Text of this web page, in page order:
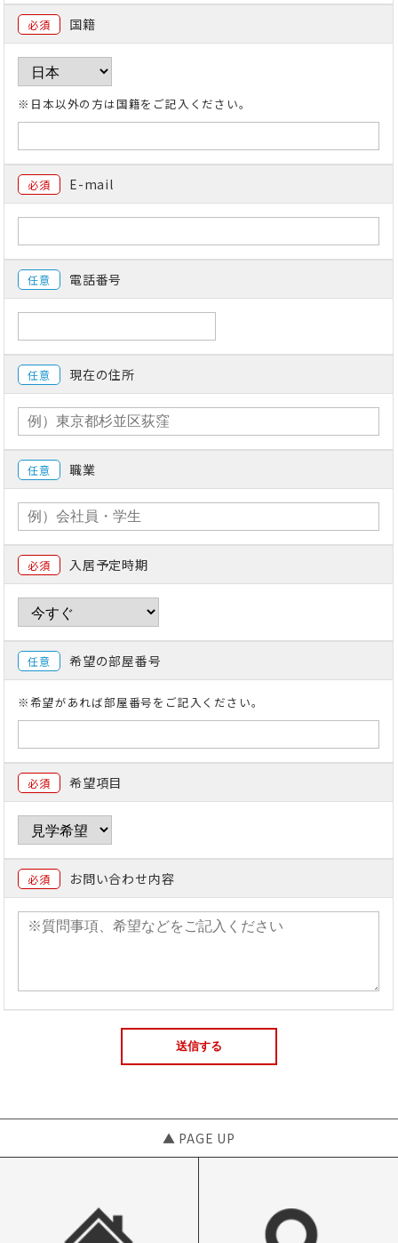
必須 国籍
※日本以外の方は国籍をご記入ください。
必須 E-mail
任意 電話番号
任意 現在の住所
任意 職業
必須 入居予定時期
任意 希望の部屋番号
※希望があれば部屋番号をご記入ください。
必須 希望項目
必須 お問い合わせ内容
▲ PAGE UP